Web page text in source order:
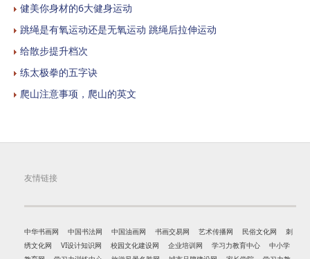
健美你身材的6大健身运动
跳绳是有氧运动还是无氧运动 跳绳后拉伸运动
给散步提升档次
练太极拳的五字诀
爬山注意事项，爬山的英文
友情链接
中华书画网 中国书法网 中国油画网 书画交易网 艺术传播网 民俗文化网
刺
绣文化网
VI设计知识网 校园文化建设网 企业培训网 学习力教育中心
中小学